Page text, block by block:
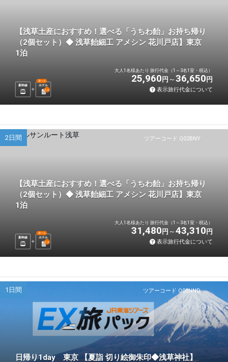
【浅草土産におすすめ！選べる「うちわ飴」お持ち帰り
（2個セット）◆ 浅草飴細工 アメシン 花川戸店】東京
1泊
新幹線 ホテル
選べる
1 泊
大人1名様あたり 旅行代金（1～3名1室・税込）
25,960 円 36,650 円
表示旅行代金について
ツアーコード Q02BNY
2日間
【浅草土産におすすめ！選べる「うちわ飴」お持ち帰り
（2個セット）◆ 浅草飴細工 アメシン 花川戸店】東京
1泊
新幹線 ホテル
選べる
1 泊
大人1名様あたり 旅行代金（1～3名1室・税込）
31,480 円 43,310 円
表示旅行代金について
ツアーコード Q02NND
1日間
日帰り1day 東京 【夏詣 切り絵御朱印◆浅草神社】